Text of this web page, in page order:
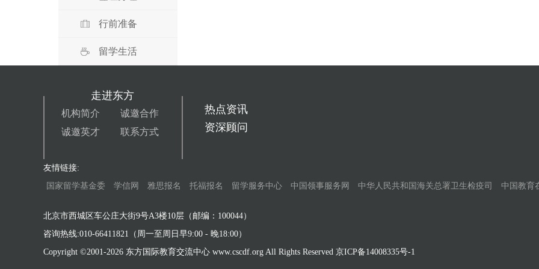
行前准备
留学生活
走进东方
机构简介
诚邀合作
诚邀英才
联系方式
热点资讯
资深顾问
友情链接:
国家留学基金委
学信网 雅思报名 托福报名 留学服务中心 中国领事服务网 中华人民共和国海关总署卫生检疫司 中国教育
北京市西城区车公庄大街9号A3楼10层（邮编：100044）
咨询热线:010-66411821（周一至周日早9:00 - 晚18:00）
Copyright ©2001-2026 东方国际教育交流中心 www.cscdf.org All Rights Reserved 京ICP备14008335号-1